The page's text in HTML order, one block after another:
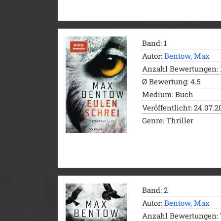
Band: 1
Autor:Bentow, Max
Anzahl Bewertungen:
Ø Bewertung: 4.5
Medium: Buch
Veröffentlicht:
Genre: Thriller
Band: 2
Autor:Bentow, Max
Anzahl Bewertungen: